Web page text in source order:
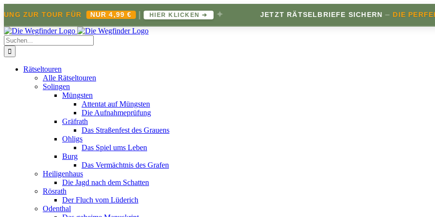
ZUR TOUR FÜR NUR 4,99 € | HIER KLICKEN ➔ ✦ JETZT RÄTSELBRIEFE SICHERN – DIE
Zum
Inhalt
springen
Suche
nach:
Rätseltouren
Alle Rätseltouren
Solingen
Müngsten
Attentat auf Müngsten
Die Aufnahmeprüfung
Gräfrath
Das Straßenfest des Grauens
Ohligs
Das Spiel ums Leben
Burg
Das Vermächtnis des Grafen
Heiligenhaus
Die Jagd nach dem Schatten
Rösrath
Der Fluch vom Lüderich
Odenthal